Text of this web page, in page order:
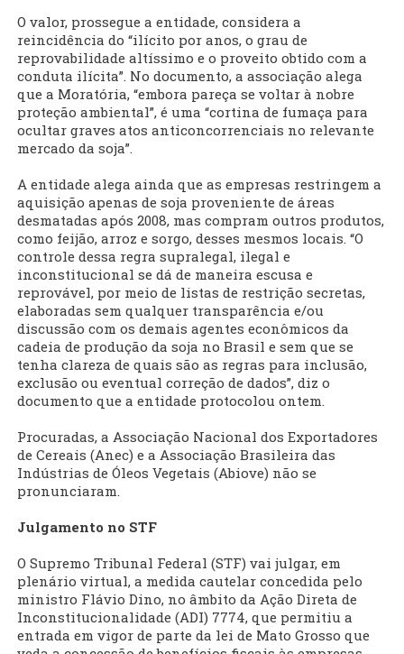
O valor, prossegue a entidade, considera a
reincidência do “ilícito por anos, o grau de
reprovabilidade altíssimo e o proveito obtido com a
conduta ilícita”. No documento, a associação alega
que a Moratória, “embora pareça se voltar à nobre
proteção ambiental”, é uma “cortina de fumaça para
ocultar graves atos anticoncorrenciais no relevante
mercado da soja”.
A entidade alega ainda que as empresas restringem a
aquisição apenas de soja proveniente de áreas
desmatadas após 2008, mas compram outros produtos,
como feijão, arroz e sorgo, desses mesmos locais. “O
controle dessa regra supralegal, ilegal e
inconstitucional se dá de maneira escusa e
reprovável, por meio de listas de restrição secretas,
elaboradas sem qualquer transparência e/ou
discussão com os demais agentes econômicos da
cadeia de produção da soja no Brasil e sem que se
tenha clareza de quais são as regras para inclusão,
exclusão ou eventual correção de dados”, diz o
documento que a entidade protocolou ontem.
Procuradas, a Associação Nacional dos Exportadores
de Cereais (Anec) e a Associação Brasileira das
Indústrias de Óleos Vegetais (Abiove) não se
pronunciaram.
Julgamento no STF
O Supremo Tribunal Federal (STF) vai julgar, em
plenário virtual, a medida cautelar concedida pelo
ministro Flávio Dino, no âmbito da Ação Direta de
Inconstitucionalidade (ADI) 7774, que permitiu a
entrada em vigor de parte da lei de Mato Grosso que